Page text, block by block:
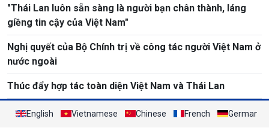
"Thái Lan luôn sẵn sàng là người bạn chân thành, láng
giềng tin cậy của Việt Nam"
Nghị quyết của Bộ Chính trị về công tác người Việt Nam ở
nước ngoài
Thúc đẩy hợp tác toàn diện Việt Nam và Thái Lan
English Vietnamese Chinese French German